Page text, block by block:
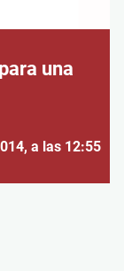
una
, a las 12:55